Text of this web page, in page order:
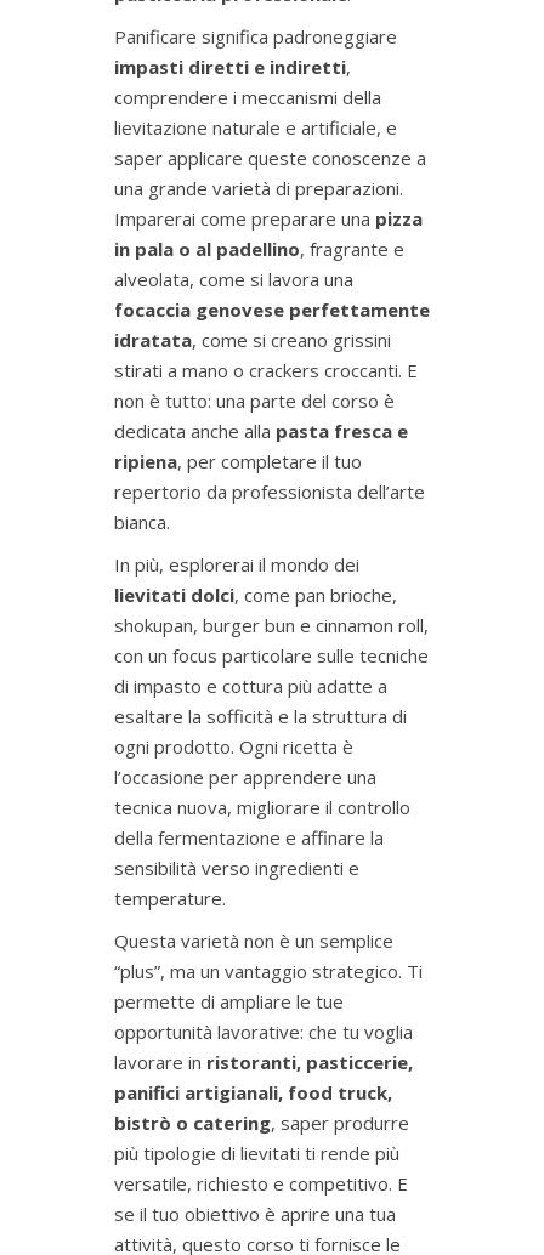
Panificare significa padroneggiare
impasti diretti e indiretti,
comprendere i meccanismi della
lievitazione naturale e artificiale, e
saper applicare queste conoscenze a
una grande varietà di preparazioni.
Imparerai come preparare una pizza
in pala o al padellino, fragrante e
alveolata, come si lavora una
focaccia genovese perfettamente
idratata, come si creano grissini
stirati a mano o crackers croccanti. E
non è tutto: una parte del corso è
dedicata anche alla pasta fresca e
ripiena, per completare il tuo
repertorio da professionista dell’arte
bianca.
In più, esplorerai il mondo dei
lievitati dolci, come pan brioche,
shokupan, burger bun e cinnamon roll,
con un focus particolare sulle tecniche
di impasto e cottura più adatte a
esaltare la sofficità e la struttura di
ogni prodotto. Ogni ricetta è
l’occasione per apprendere una
tecnica nuova, migliorare il controllo
della fermentazione e affinare la
sensibilità verso ingredienti e
temperature.
Questa varietà non è un semplice
“plus”, ma un vantaggio strategico. Ti
permette di ampliare le tue
opportunità lavorative: che tu voglia
lavorare in ristoranti, pasticcerie,
panifici artigianali, food truck,
bistrò o catering, saper produrre
più tipologie di lievitati ti rende più
versatile, richiesto e competitivo. E
se il tuo obiettivo è aprire una tua
attività, questo corso ti fornisce le